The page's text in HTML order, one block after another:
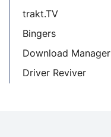
trakt.TV
Bingers
Download Manager
Driver Reviver